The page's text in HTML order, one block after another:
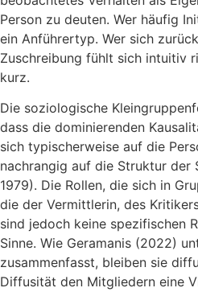
Person zu deuten. Wer häufig
ein Anführertyp. Wer sich
Zuschreibung fühlt sich intuitiv
kurz.
Die soziologische
dass die dominierenden
sich typischerweise auf die
nachrangig auf die Struktur der
1979). Die Rollen, die sich in
die der Vermittlerin, des
sind jedoch keine spezifischen
Sinne. Wie Geramanis (2022)
zusammenfasst, bleiben sie
Diffusität den Mitgliedern eine